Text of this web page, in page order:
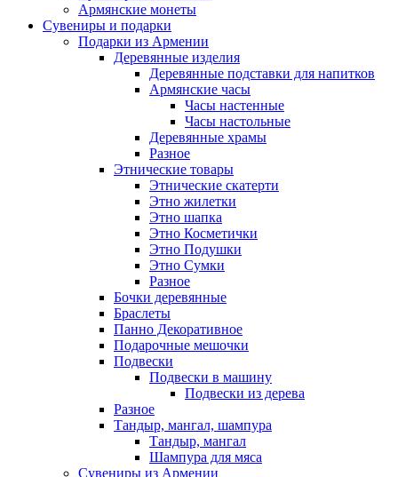
Армянские монеты
Сувениры и подарки
Подарки из Армении
Деревянные изделия
Деревянные подставки для напитков
Армянские часы
Часы настенные
Часы настольные
Деревянные храмы
Разное
Этнические товары
Этнические скатерти
Этно жилетки
Этно шапка
Этно Косметички
Этно Подушки
Этно Сумки
Разное
Бочки деревянные
Браслеты
Панно Декоративное
Подарочные мешочки
Подвески
Подвески в машину
Подвески из дерева
Разное
Тандыр, мангал, шампура
Тандыр, мангал
Шампура для мяса
Сувениры из Армении